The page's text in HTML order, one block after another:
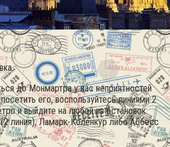
до Монмартра у вас неприятностей
его, воспользуйтесь линиями 2
и выйдите на любой из остановок:
линия), Ламарк-Коленкур либо Аббесс